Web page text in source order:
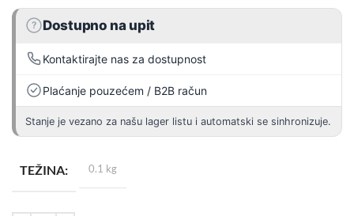
? Dostupno na upit
Kontaktirajte nas za dostupnost
Plaćanje pouzećem / B2B račun
Stanje je vezano za našu lager listu i automatski se sinhronizuje.
TEŽINA 0.1 kg